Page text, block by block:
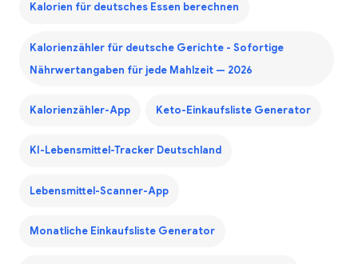
Kalorien für deutsches Essen berechnen
Kalorienzähler für deutsche Gerichte - Sofortige
Nährwertangaben für jede Mahlzeit — 2026
Kalorienzähler-App Keto-Einkaufsliste Generator
KI-Lebensmittel-Tracker Deutschland
Lebensmittel-Scanner-App
Monatliche Einkaufsliste Generator